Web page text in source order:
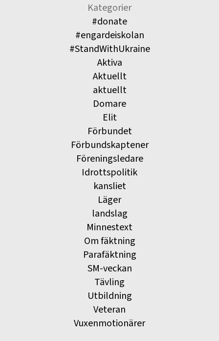
Kategorier
#donate
#engardeiskolan
#StandWithUkraine
Aktiva
Aktuellt
aktuellt
Domare
Elit
Förbundet
Förbundskaptener
Föreningsledare
Idrottspolitik
kansliet
Läger
landslag
Minnestext
Om fäktning
Parafäktning
SM-veckan
Tävling
Utbildning
Veteran
Vuxenmotionärer